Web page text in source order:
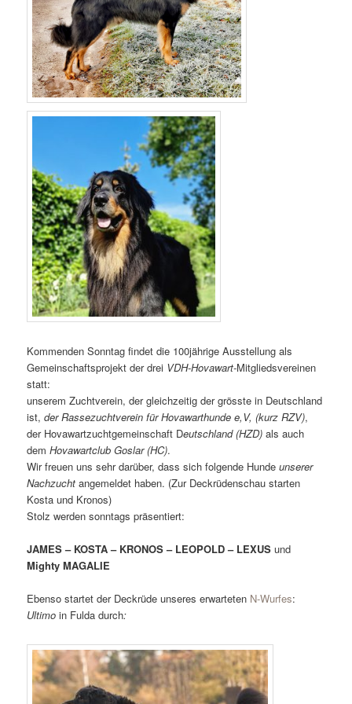
Kommenden Sonntag findet die 100jährige Ausstellung als
Gemeinschaftsprojekt der drei VDH-Hovawart-Mitgliedsvereinen
statt:
unserem Zuchtverein, der gleichzeitig der grösste in Deutschland
ist,der Rassezuchtverein für Hovawarthunde e,V, (kurz RZV),
der Hovawartzuchtgemeinschaft Deutschland (HZD) als auch
demHovawartclub Goslar (HC).
Wir freuen uns sehr darüber, dass sich folgende Hunde unserer
Nachzucht angemeldet haben. (Zur Deckrüdenschau starten
Kosta und Kronos)
Stolz werden sonntags präsentiert:
JAMES – KOSTA – KRONOS – LEOPOLD – LEXUSund
Mighty MAGALIE
Ebenso startet der Deckrüde unseres erwarteten N-Wurfes:
Ultimoin Fulda durch: